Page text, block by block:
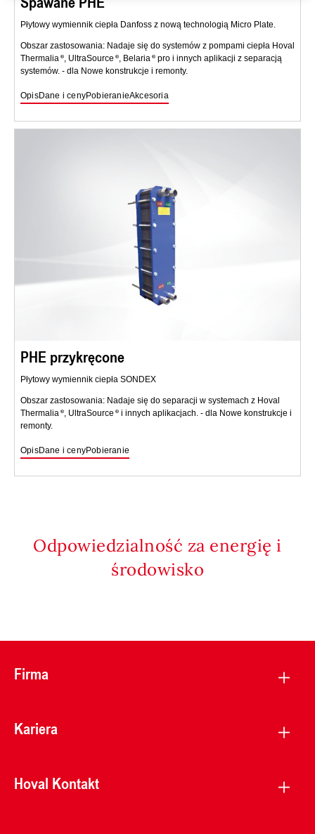
Płytowy wymiennik ciepła Danfoss z nową technologią Micro Plate.
Obszar zastosowania: Nadaje się do systemów z pompami ciepła Hoval
Thermalia , UltraSource , Belaria
pro i innych aplikacji z separacją
systemów. - dla Nowe konstrukcje i remonty.
OpisDane i cenyPobieranieAkcesoria
PHE przykręcone
Płytowy wymiennik ciepła SONDEX
Obszar zastosowania: Nadaje się do separacji w systemach z Hoval
Thermalia
, UltraSource
i innych aplikacjach. - dla Nowe konstrukcje i
remonty.
OpisDane i cenyPobieranie
Odpowiedzialność za energię i
środowisko
Firma
Kariera
Hoval Kontakt